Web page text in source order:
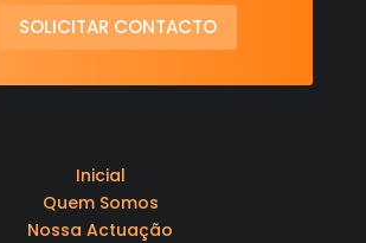
SOLICITAR CONTACTO
Inicial
Quem Somos
Nossa Actuação